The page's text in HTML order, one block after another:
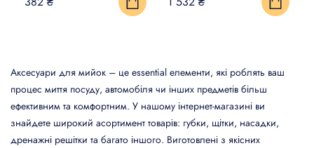
Аксесуари для мийок – це essential елементи, які роблять ваш
процес миття посуду, автомобіля чи інших предметів більш
ефективним та комфортним. У нашому інтернет-магазині ви
знайдете широкий асортимент товарів: губки, щітки, насадки,
дренажні решітки та багато іншого. Виготовлені з якісних